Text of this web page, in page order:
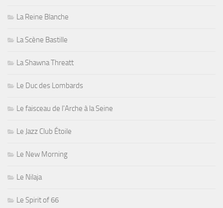
La Reine Blanche
La Scène Bastille
La Shawna Threatt
Le Duc des Lombards
Le faisceau de l'Arche à la Seine
Le Jazz Club Étoile
Le New Morning
Le Nilaja
Le Spirit of 66